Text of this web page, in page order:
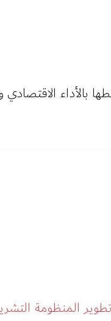
بالأداء الاقتصادي
المنظومة